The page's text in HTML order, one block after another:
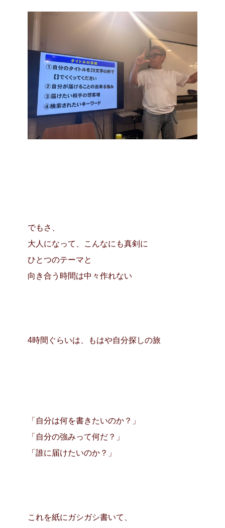
でもさ、
大人になって、こんなにも真剣に
ひとつのテーマと
向き合う時間は中々作れない
4時間ぐらいは、もはや自分探しの旅
「自分は何を書きたいのか？」
「自分の強みって何だ？」
「誰に届けたいのか？」
これを紙にガシガシ書いて、